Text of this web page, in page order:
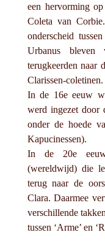
een hervorming
Coleta van
onderscheid
Urbanus bleven
terugkeerden naar
Clarissen-coletinen.
In de 16e eeuw
werd ingezet door
onder de hoede
Kapucinessen).
In de 20e
(wereldwijd) die
terug naar de
Clara. Daarmee
verschillende
tussen ‘Arme’ en